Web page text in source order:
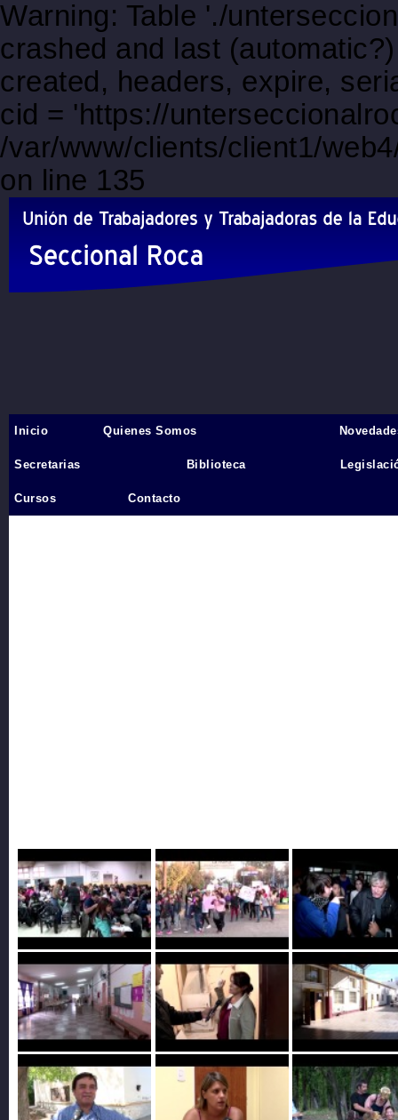
Warning: Table './
crashed and last
created, headers, expire,
cid = 'https://
/var/www/clients/client1/
on line 135
Inicio
Inicio Quienes Somos
Secretarias Biblioteca
Cursos Contacto